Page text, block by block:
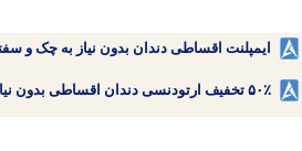
ایمپلنت اقساطی دندان بدون نیاز به چک و
۵۰٪ تخفیف ارتودنسی دندان اقساطی بدون نیاز به چک یا سفته!